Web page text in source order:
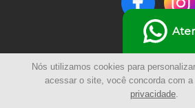
© 2023 | Amplitude Soluções Acústicas LTDA |
Nós utilizamos cookies para
acessar o site, você concorda com a
privacidade.